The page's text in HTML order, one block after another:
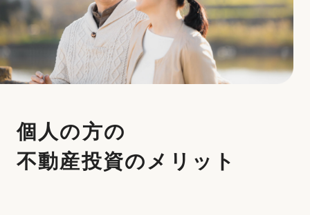
個⼈の⽅の
不動産投資のメリット